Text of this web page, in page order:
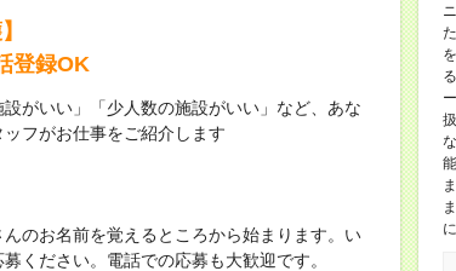
登録OK
がいい」「少人数の施設がいい」など、あな
フがお仕事をご紹介します
のお名前を覚えるところから始まります。い
ください。電話での応募も大歓迎です。